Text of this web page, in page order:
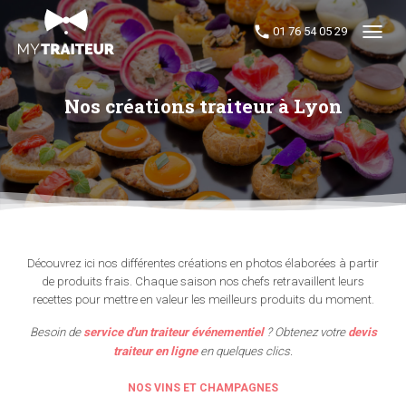
01 76 54 05 29 Menu
Nos créations traiteur à Lyon
Découvrez ici nos différentes créations en photos élaborées à partir
de produits frais. Chaque saison nos chefs retravaillent leurs
recettes pour mettre en valeur les meilleurs produits du moment.
Besoin de service d'un traiteur événementiel? Obtenez votre devis
traiteur en ligneen quelques clics.
NOS VINS ET CHAMPAGNES